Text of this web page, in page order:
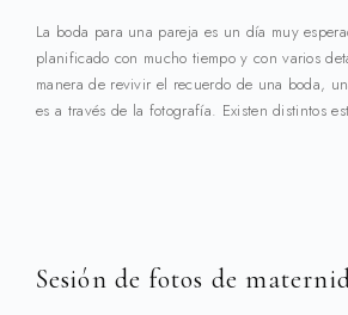
La boda para una pareja es un día muy
planificado con mucho tiempo y con varios
manera de revivir el recuerdo de una boda,
es a través de la fotografía. Existen distintos
Sesión de fotos de